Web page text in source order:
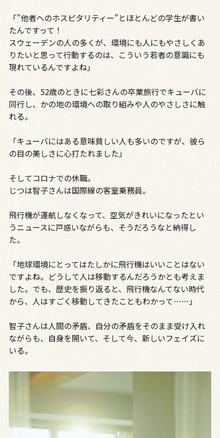
「”他者へのホスピタリティー”とほとんどの学生が書い
たんですって！
スウェーデンの人の多くが、環境にも人にもやさしくあ
りたいと思って行動するのは、こういう若者の意識にも
現れているんですよね」
その後、52歳のときに七彩さんの卒業旅行でキューバに
同行し、かの地の環境への取り組みや人のやさしさに触
れる。
「キューバにはある意味貧しい人も多いのですが、彼ら
の目の美しさに心打たれました」
そしてコロナでの休職。
じつは智子さんは国際線の客室乗務員。
飛行機が運航しなくなって、空気がきれいになったとい
うニュースに戸惑いながらも、そうだろうなと納得し
た。
「地球環境にとってはたしかに飛行機はいいことはない
ですよね。どうして人は移動するんだろうかとも考えま
した。でも、歴史を振り返ると、飛行機なんてない時代
から、人はすごく移動してきたこともわかって……」
智子さんは人間の矛盾、自分の矛盾をそのまま受け入れ
ながらも、自身を開いて、そして今、新しいフェイズに
いる。